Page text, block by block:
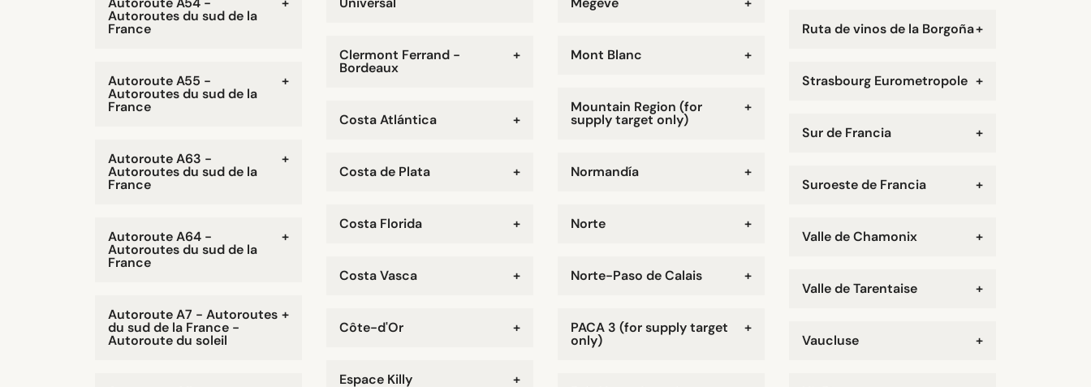
Autoroutes du sud de la
France
+
Autoroute A55 -
Autoroutes du sud de la
France
+
Autoroute A63 -
Autoroutes du sud de la
France
+
Autoroute A64 -
Autoroutes du sud de la
France
+
Autoroute A7 - Autoroutes
du sud de la France -
Autoroute du soleil
+
Clermont Ferrand -
Bordeaux
+
Costa Atlántica
+
Costa de Plata
+
Costa Florida
+
Costa Vasca
+
Côte-d'Or
+
Espace Killy
+
Mont Blanc
+
Mountain Region (for
supply target only)
+
Normandía
+
Norte
+
Norte-Paso de Calais
+
PACA 3 (for supply target
only)
+
Ruta de vinos de la Borgoña
+
Strasbourg Eurometropole
+
Sur de Francia
+
Suroeste de Francia
+
Valle de Chamonix
+
Valle de Tarentaise
+
Vaucluse